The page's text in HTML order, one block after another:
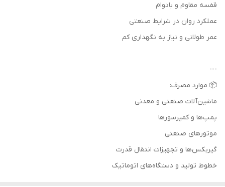
قفسه مقاوم و بادوام
عملکرد روان در شرایط صنعتی
عمر طولانی و نیاز به نگهداری کم
---
📦 موارد مصرف:
ماشین‌آلات صنعتی و معدنی
پمپ‌ها و کمپرسورها
موتورهای صنعتی
گیربکس‌ها و تجهیزات انتقال قدرت
خطوط تولید و دستگاه‌های اتوماتیک